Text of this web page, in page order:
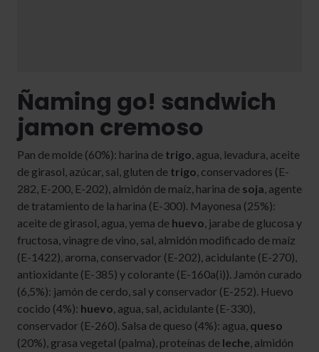
Ñaming go! sandwich
jamon cremoso
Pan de molde (60%): harina de trigo, agua, levadura, aceite
de girasol, azúcar, sal, gluten de trigo, conservadores (E-
282, E-200, E-202), almidón de maíz, harina de soja, agente
de tratamiento de la harina (E-300). Mayonesa (25%):
aceite de girasol, agua, yema de huevo, jarabe de glucosa y
fructosa, vinagre de vino, sal, almidón modificado de maíz
(E-1422), aroma, conservador (E-202), acidulante (E-270),
antioxidante (E-385) y colorante (E-160a(i)). Jamón curado
(6,5%): jamón de cerdo, sal y conservador (E-252). Huevo
cocido (4%): huevo, agua, sal, acidulante (E-330),
conservador (E-260). Salsa de queso (4%): agua, queso
(20%), grasa vegetal (palma), proteínas de leche, almidón